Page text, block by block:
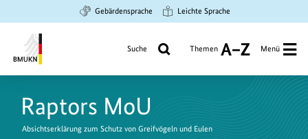
Hauptinhalt
springen
Suche
springen
Hauptnavigation
springen
Gebärdensprache Leichte Sprache
Umwelt,
Klimaschutz,
Suche Themen
A
Z
Menü
Raptors MoU
Absichtserklärung zum Schutz von Greifvögeln und Eulen